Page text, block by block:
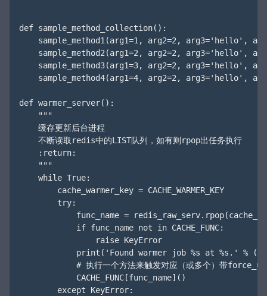
def sample_method_collection():
sample_method1(arg1=1, arg2=2, arg3='hello',
sample_method2(arg1=2, arg2=2, arg3='hello',
sample_method3(arg1=3, arg2=2, arg3='hello',
sample_method4(arg1=4, arg2=2, arg3='hello',
def warmer_server():
    """
    缓存更新后台进程
    不断读取redis中的LIST队列，如有则rpop出任务执行
    :return:
    """
    while True:
        cache_warmer_key = CACHE_WARMER_KEY
        try:
func_name =
            if func_name not in CACHE_FUNC:
                raise KeyError
print('Found warmer job %s at %s.' %
# 执行一个方法来触发对应（或多个）带
            CACHE_FUNC[func_name]()
        except KeyError: